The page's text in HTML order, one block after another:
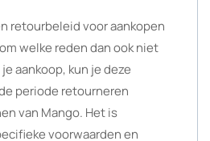
retourbeleid voor aankopen
welke reden dan ook niet
aankoop, kun je deze
periode retourneren
van Mango. Het is
voorwaarden en